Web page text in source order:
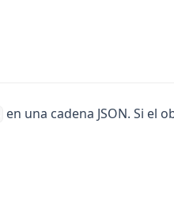
en una cadena JSON. Si el